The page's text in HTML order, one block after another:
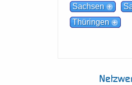
Sachsen
Thüringen